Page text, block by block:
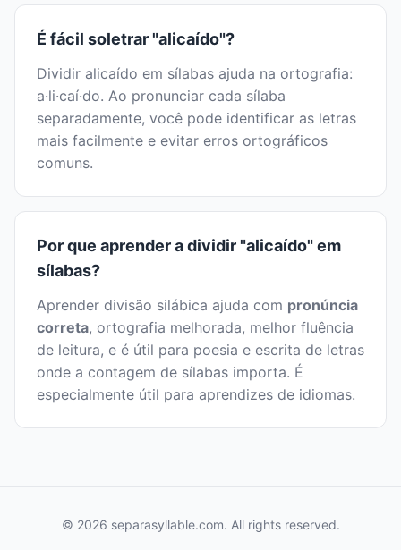
É fácil soletrar "alicaído"?
Dividir alicaído em sílabas ajuda na ortografia:
a·li·caí·do. Ao pronunciar cada sílaba
separadamente, você pode identificar as letras
mais facilmente e evitar erros ortográficos
comuns.
Por que aprender a dividir "alicaído" em
sílabas?
Aprender divisão silábica ajuda com pronúncia
correta, ortografia melhorada, melhor fluência
de leitura, e é útil para poesia e escrita de letras
onde a contagem de sílabas importa. É
especialmente útil para aprendizes de idiomas.
© 2026 separasyllable.com. All rights reserved.